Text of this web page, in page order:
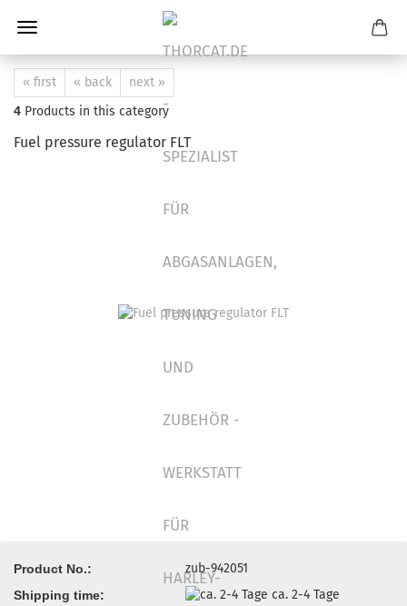
« first « back next »
4 Products in this category
Fuel pressure regulator FLT
Product No.: zub-942051
Shipping time: ca. 2-4 Tage